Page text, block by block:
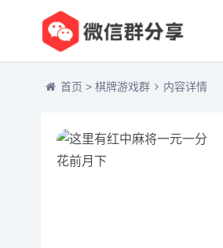
首页 > 棋牌游戏群 内容详情